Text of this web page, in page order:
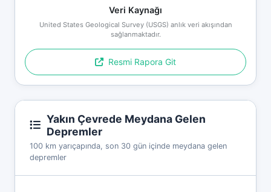
Veri Kaynağı
United States Geological Survey (USGS) anlık veri akışından
sağlanmaktadır.
Resmi Rapora Git
Yakın Çevrede Meydana Gelen
Depremler
100 km yarıçapında, son 30 gün içinde meydana gelen
depremler